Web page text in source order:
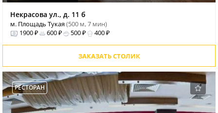
Некрасова ул., д. 11 б
м. Площадь Тукая(500 м, 7 мин)
1900 ₽
600 ₽ 500 ₽ 400 ₽
ЗАКАЗАТЬ СТОЛИК
РЕСТОРАН